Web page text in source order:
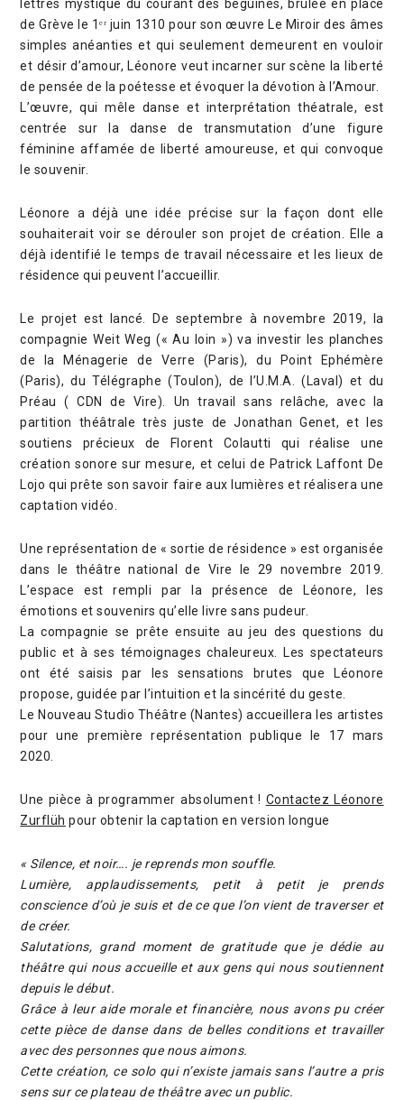
lettres mystique du courant des béguines, brûlée en place
de Grève le 1ᵉʳ juin 1310 pour son œuvre Le Miroir des âmes
simples anéanties et qui seulement demeurent en vouloir
et désir d’amour, Léonore veut incarner sur scène la liberté
de pensée de la poétesse et évoquer la dévotion à l’Amour.
L’œuvre, qui mêle danse et interprétation théatrale, est
centrée sur la danse de transmutation d’une figure
féminine affamée de liberté amoureuse, et qui convoque
le souvenir.
Léonore a déjà une idée précise sur la façon dont elle
souhaiterait voir se dérouler son projet de création. Elle a
déjà identifié le temps de travail nécessaire et les lieux de
résidence qui peuvent l’accueillir.
Le projet est lancé. De septembre à novembre 2019, la
compagnie Weit Weg (« Au loin ») va investir les planches
de la Ménagerie de Verre (Paris), du Point Ephémère
(Paris), du Télégraphe (Toulon), de l’U.M.A. (Laval) et du
Préau ( CDN de Vire). Un travail sans relâche, avec la
partition théâtrale très juste de Jonathan Genet, et les
soutiens précieux de Florent Colautti qui réalise une
création sonore sur mesure, et celui de Patrick Laffont De
Lojo qui prête son savoir faire aux lumières et réalisera une
captation vidéo.
Une représentation de « sortie de résidence » est organisée
dans le théâtre national de Vire le 29 novembre 2019.
L’espace est rempli par la présence de Léonore, les
émotions et souvenirs qu’elle livre sans pudeur.
La compagnie se prête ensuite au jeu des questions du
public et à ses témoignages chaleureux. Les spectateurs
ont été saisis par les sensations brutes que Léonore
propose, guidée par l’intuition et la sincérité du geste.
Le Nouveau Studio Théâtre (Nantes) accueillera les artistes
pour une première représentation publique le 17 mars
2020.
Une pièce à programmer absolument ! Contactez Léonore
Zurflüh pour obtenir la captation en version longue
« Silence, et noir…. je reprends mon souffle.
Lumière, applaudissements, petit à petit je prends
conscience d’où je suis et de ce que l’on vient de traverser et
de créer.
Salutations, grand moment de gratitude que je dédie au
théâtre qui nous accueille et aux gens qui nous soutiennent
depuis le début.
Grâce à leur aide morale et financière, nous avons pu créer
cette pièce de danse dans de belles conditions et travailler
avec des personnes que nous aimons.
Cette création, ce solo qui n’existe jamais sans l’autre a pris
sens sur ce plateau de théâtre avec un public.